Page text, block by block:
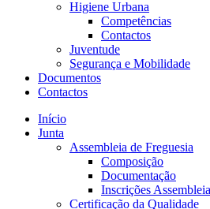
Higiene Urbana
Competências
Contactos
Juventude
Segurança e Mobilidade
Documentos
Contactos
Início
Junta
Assembleia de Freguesia
Composição
Documentação
Inscrições Assembleia
Certificação da Qualidade